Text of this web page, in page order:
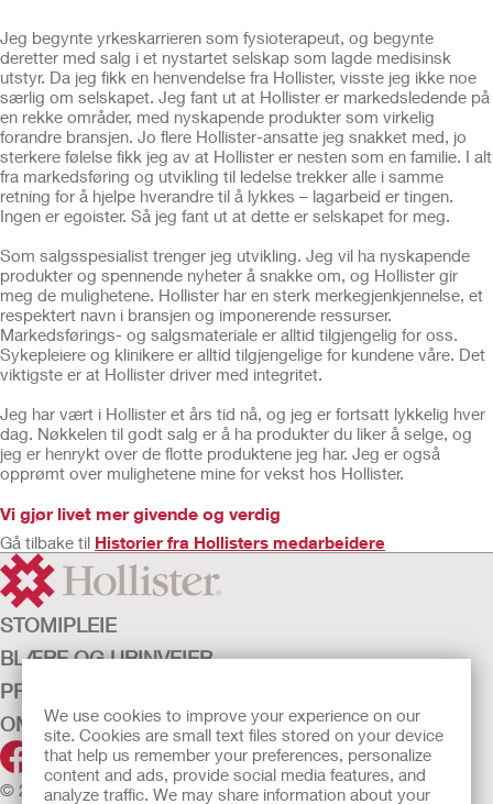
We use cookies to improve your experience on our
site. Cookies are small text files stored on your device
that help us remember your preferences, personalize
content and ads, provide social media features, and
analyze traffic. We may share information about your
Jeg begynte yrkeskarrieren som fysioterapeut, og begynte
deretter med salg i et nystartet selskap som lagde medisinsk
utstyr. Da jeg fikk en henvendelse fra Hollister, visste jeg ikke noe
særlig om selskapet. Jeg fant ut at Hollister er markedsledende på
en rekke områder, med nyskapende produkter som virkelig
forandre bransjen. Jo flere Hollister-ansatte jeg snakket med, jo
sterkere følelse fikk jeg av at Hollister er nesten som en familie. I alt
fra markedsføring og utvikling til ledelse trekker alle i samme
retning for å hjelpe hverandre til å lykkes – lagarbeid er tingen.
Ingen er egoister. Så jeg fant ut at dette er selskapet for meg.
Som salgsspesialist trenger jeg utvikling. Jeg vil ha nyskapende
produkter og spennende nyheter å snakke om, og Hollister gir
meg de mulighetene. Hollister har en sterk merkegjenkjennelse, et
respektert navn i bransjen og imponerende ressurser.
Markedsførings- og salgsmateriale er alltid tilgjengelig for oss.
Sykepleiere og klinikere er alltid tilgjengelige for kundene våre. Det
viktigste er at Hollister driver med integritet.
Jeg har vært i Hollister et års tid nå, og jeg er fortsatt lykkelig hver
dag. Nøkkelen til godt salg er å ha produkter du liker å selge, og
jeg er henrykt over de flotte produktene jeg har. Jeg er også
opprømt over mulighetene mine for vekst hos Hollister.
Vi gjør livet mer givende og verdig
Gå tilbake til Historier fra Hollisters medarbeidere
STOMIPLEIE
BLÆRE OG URINVEIER
PRODUKTER
OM OSS
© 2026 Hollister Incorporated